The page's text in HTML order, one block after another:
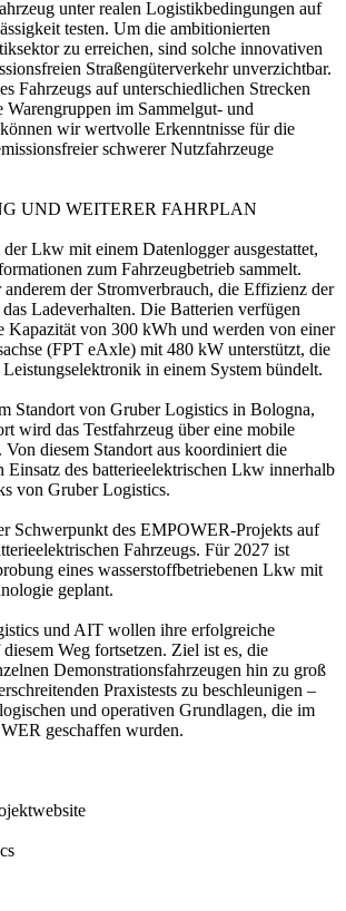
unter realen Logistikbedingungen auf
testen. Um die ambitionierten
zu erreichen, sind solche innovativen
Straßengüterverkehr unverzichtbar.
Fahrzeugs auf unterschiedlichen Strecken
Warengruppen im Sammelgut- und
wir wertvolle Erkenntnisse für die
schwerer Nutzfahrzeuge
UND WEITERER FAHRPLAN
der Lkw mit einem Datenlogger ausgestattet,
zum Fahrzeugbetrieb sammelt.
anderem der Stromverbrauch, die Effizienz der
Ladeverhalten. Die Batterien verfügen
Kapazität von 300 kWh und werden von einer
(FPT eAxle) mit 480 kW unterstützt, die
in einem System bündelt.
Standort von Gruber Logistics in Bologna,
wird das Testfahrzeug über eine mobile
Von diesem Standort aus koordiniert die
Einsatz des batterieelektrischen Lkw innerhalb
von Gruber Logistics.
Schwerpunkt des EMPOWER-Projekts auf
Fahrzeugs. Für 2027 ist
eines wasserstoffbetriebenen Lkw mit
geplant.
und AIT wollen ihre erfolgreiche
Weg fortsetzen. Ziel ist es, die
Demonstrationsfahrzeugen hin zu groß
Praxistests zu beschleunigen –
und operativen Grundlagen, die im
geschaffen wurden.